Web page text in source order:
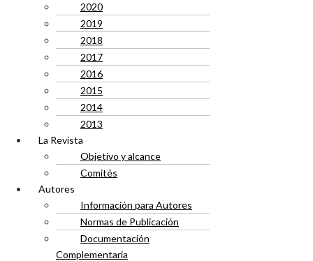
2020
2019
2018
2017
2016
2015
2014
2013
La Revista
Objetivo y alcance
Comités
Autores
Información para Autores
Normas de Publicación
Documentación
Complementaria